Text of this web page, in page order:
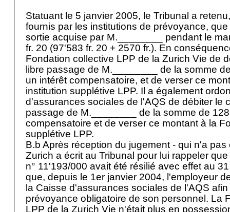
Statuant le 5 janvier 2005, le Tribunal a
fournis par les institutions de prévoyance,
sortie acquise par M.________ pendant le
fr. 20 (97'583 fr. 20 + 2570 fr.). En
Fondation collective LPP de la Zurich Vie de
libre passage de M.________ de la somme
un intérêt compensatoire, et de verser ce
institution supplétive LPP. Il a également
d'assurances sociales de l'AQS de débiter le
passage de M.________ de la somme de
compensatoire et de verser ce montant à la
supplétive LPP.
B.b Après réception du jugement - qui n'a pas
Zurich a écrit au Tribunal pour lui rappeler
n° 11'193/000 avait été résilié avec effet au
que, depuis le 1er janvier 2004, l'employeur
la Caisse d'assurances sociales de l'AQS
prévoyance obligatoire de son personnel. La
LPP de la Zurich Vie n'était plus en